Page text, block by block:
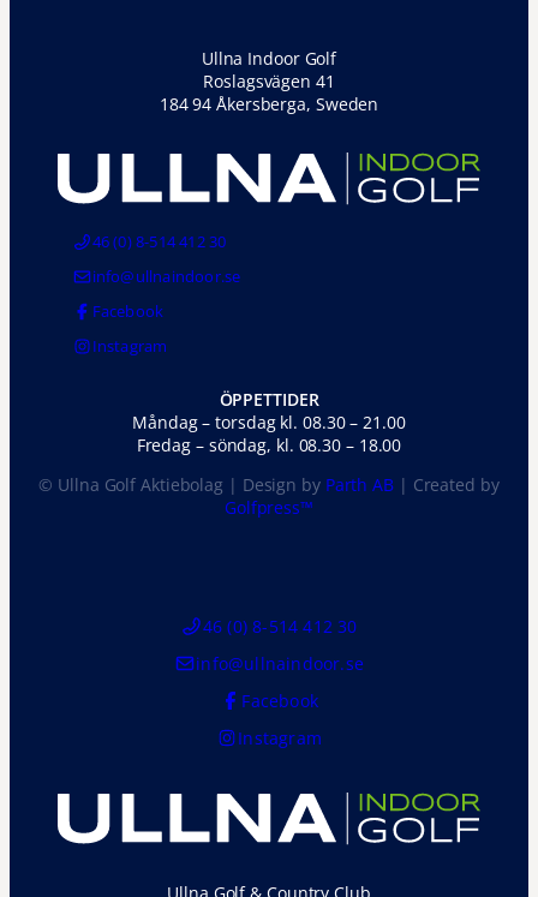
Ullna Indoor Golf
Roslagsvägen 41
184 94 Åkersberga, Sweden
46 (0) 8-514 412 30
info@ullnaindoor.se
Facebook
Instagram
ÖPPETTIDER
Måndag – torsdag kl. 08.30 – 21.00
Fredag – söndag, kl. 08.30 – 18.00
© Ullna Golf Aktiebolag | Design by Parth AB| Created by
Golfpress™
46 (0) 8-514 412 30
info@ullnaindoor.se
Facebook
Instagram